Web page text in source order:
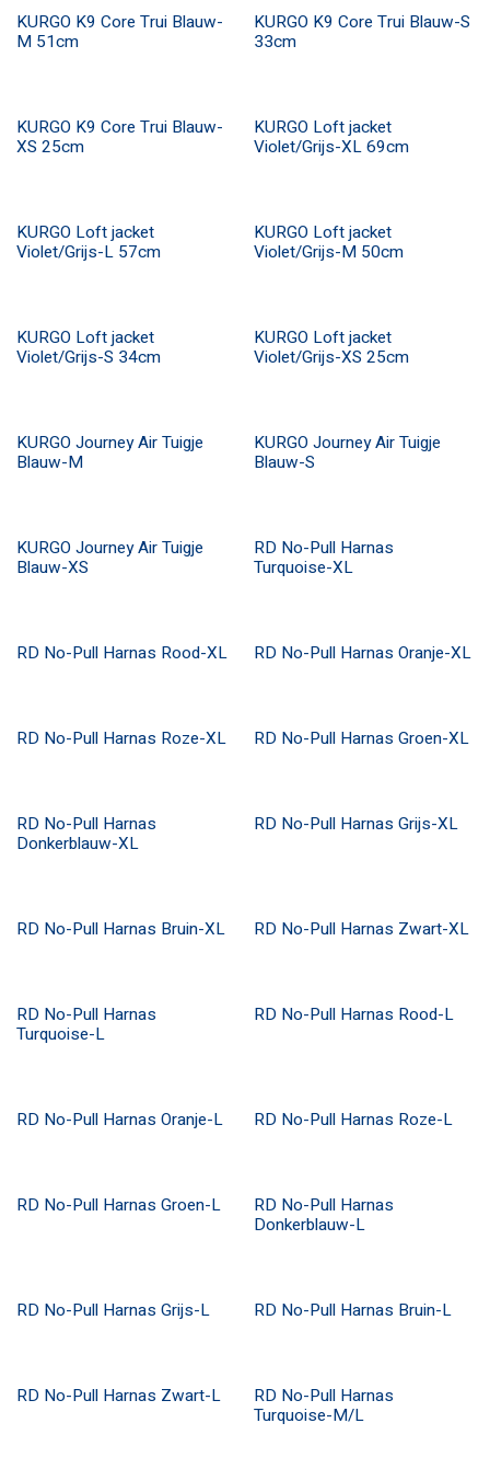
KURGO K9 Core Trui Blauw-
M 51cm
KURGO K9 Core Trui Blauw-S
33cm
KURGO K9 Core Trui Blauw-
XS 25cm
KURGO Loft jacket
Violet/Grijs-XL 69cm
KURGO Loft jacket
Violet/Grijs-L 57cm
KURGO Loft jacket
Violet/Grijs-M 50cm
KURGO Loft jacket
Violet/Grijs-S 34cm
KURGO Loft jacket
Violet/Grijs-XS 25cm
KURGO Journey Air Tuigje
Blauw-M
KURGO Journey Air Tuigje
Blauw-S
KURGO Journey Air Tuigje
Blauw-XS
ANTI PULL
RD No-Pull Harnas
Turquoise-XL
ANTI PULL
RD No-Pull Harnas Rood-XL ANTI PULL
RD No-Pull Harnas Oranje-XL
ANTI PULL
RD No-Pull Harnas Roze-XL ANTI PULL
RD No-Pull Harnas Groen-XL
ANTI PULL
RD No-Pull Harnas
Donkerblauw-XL
ANTI PULL
RD No-Pull Harnas Grijs-XL
ANTI PULL
RD No-Pull Harnas Bruin-XL ANTI PULL
RD No-Pull Harnas Zwart-XL
ANTI PULL
RD No-Pull Harnas
Turquoise-L
ANTI PULL
RD No-Pull Harnas Rood-L
ANTI PULL
RD No-Pull Harnas Oranje-L ANTI PULL
RD No-Pull Harnas Roze-L
ANTI PULL
RD No-Pull Harnas Groen-L ANTI PULL
RD No-Pull Harnas
Donkerblauw-L
ANTI PULL
RD No-Pull Harnas Grijs-L ANTI PULL
RD No-Pull Harnas Bruin-L
ANTI PULL
RD No-Pull Harnas Zwart-L ANTI PULL
RD No-Pull Harnas
Turquoise-M/L